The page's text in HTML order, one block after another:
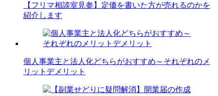
【フリマ相談室見参】定価を書いた方が売れるのかを
紹介します
個人事業主と法人化どちらがおすすめ～それぞれのメ
リットデメリット